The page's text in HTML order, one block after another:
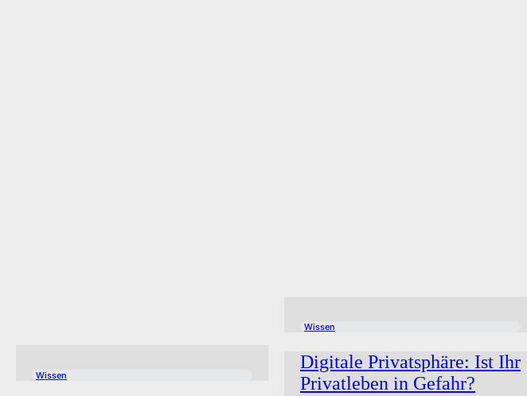
Wissen
Wissen
Digitale Privatsphäre: Ist Ihr
Privatleben in Gefahr?